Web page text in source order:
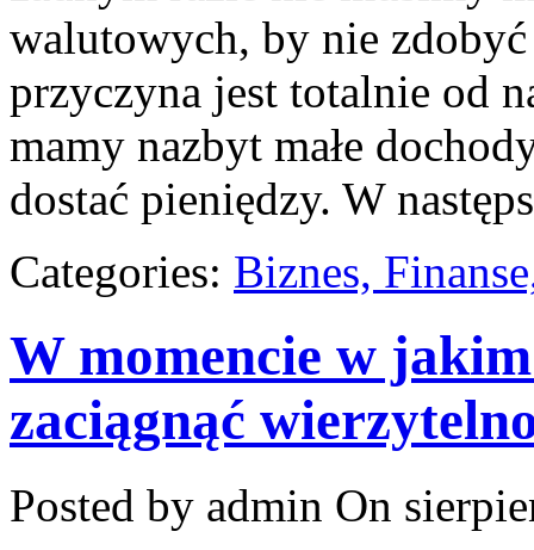
walutowych, by nie
przyczyna jest totalnie od
mamy nazbyt małe
dostać pieniędzy. W
Categories: Biznes,
W momencie w
zaciągnąć
Posted by admin On